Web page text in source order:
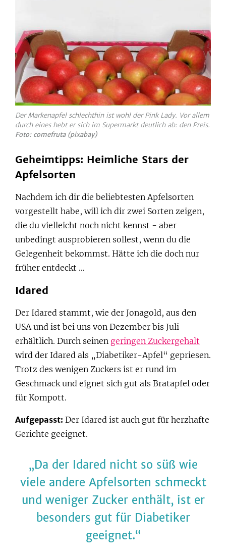
Der Markenapfel schlechthin ist wohl der Pink Lady. Vor allem
durch eines hebt er sich im Supermarkt deutlich ab: den Preis.
Foto: comefruta (pixabay)
Geheimtipps: Heimliche Stars der
Apfelsorten
Nachdem ich dir die beliebtesten Apfelsorten
vorgestellt habe, will ich dir zwei Sorten zeigen,
die du vielleicht noch nicht kennst - aber
unbedingt ausprobieren sollest, wenn du die
Gelegenheit bekommst. Hätte ich die doch nur
früher entdeckt …
Idared
Der Idared stammt, wie der Jonagold, aus den
USA und ist bei uns von Dezember bis Juli
erhältlich. Durch seinen geringen Zuckergehalt
wird der Idared als „Diabetiker-Apfel“ gepriesen.
Trotz des wenigen Zuckers ist er rund im
Geschmack und eignet sich gut als Bratapfel oder
für Kompott.
Aufgepasst: Der Idared ist auch gut für herzhafte
Gerichte geeignet.
Da der Idared nicht so süß wie
viele andere Apfelsorten schmeckt
und weniger Zucker enthält, ist er
besonders gut für Diabetiker
geeignet.